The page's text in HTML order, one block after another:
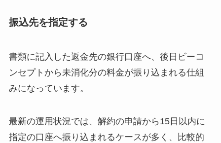
振込先を指定する
書類に記入した返金先の銀行口座へ、後日ビーコ
ンセプトから未消化分の料金が振り込まれる仕組
みになっています。
最新の運用状況では、解約の申請から15日以内に
指定の口座へ振り込まれるケースが多く、比較的